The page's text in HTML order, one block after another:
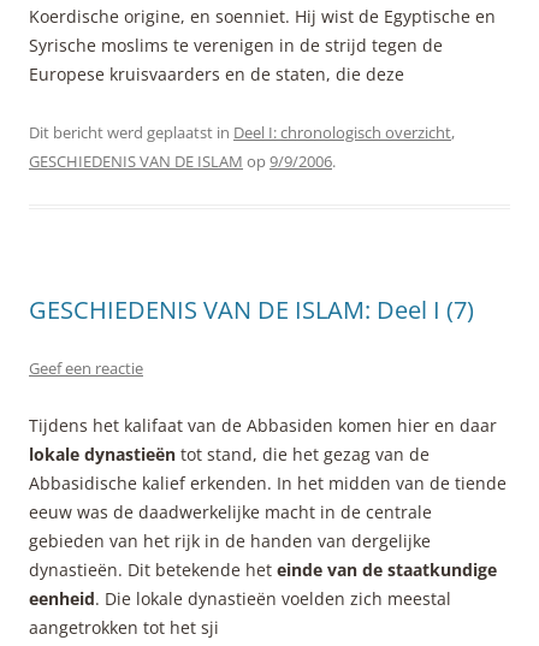
Koerdische origine, en soenniet. Hij wist de Egyptische en
Syrische moslims te verenigen in de strijd tegen de
Europese kruisvaarders en de staten, die deze
Dit bericht werd geplaatst in Deel I: chronologisch overzicht,
GESCHIEDENIS VAN DE ISLAM op9/9/2006.
GESCHIEDENIS VAN DE ISLAM: Deel I (7)
Geef een reactie
Tijdens het kalifaat van de Abbasiden komen hier en daar
lokale dynastieën tot stand, die het gezag van de
Abbasidische kalief erkenden. In het midden van de tiende
eeuw was de daadwerkelijke macht in de centrale
gebieden van het rijk in de handen van dergelijke
dynastieën. Dit betekende het einde van de staatkundige
eenheid. Die lokale dynastieën voelden zich meestal
aangetrokken tot het sji